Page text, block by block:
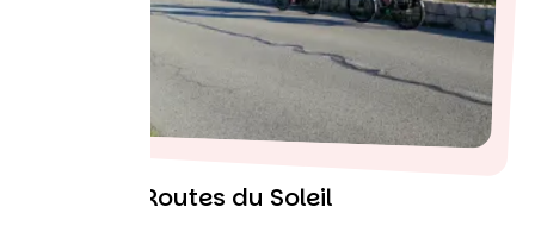
Les P’tites Routes du Soleil